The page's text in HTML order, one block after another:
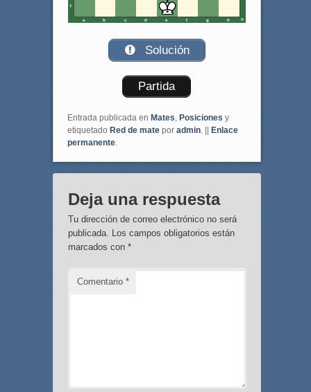
1
a b c d e f g h
Solución
Partida
Entrada publicada en Mates, Posiciones y
etiquetado Red de matepor admin. ||
Enlace
permanente.
Deja una respuesta
Tu dirección de correo electrónico no será
publicada. Los campos obligatorios están
marcados con *
Comentario *